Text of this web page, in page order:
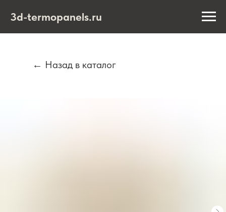
3d-termopanels.ru
← Назад в каталог